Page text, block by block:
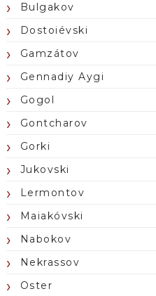
Bulgakov
Dostoiévski
Gamzátov
Gennadiy Aygi
Gogol
Gontcharov
Gorki
Jukovski
Lermontov
Maiakóvski
Nabokov
Nekrassov
Oster